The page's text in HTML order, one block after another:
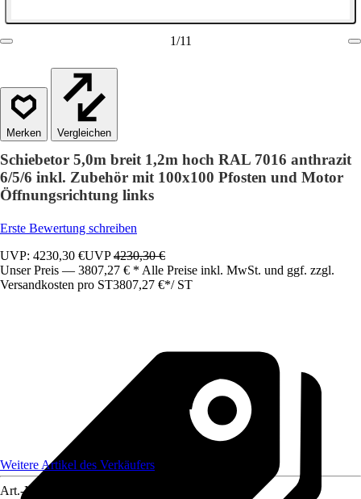
1/11
Vergleichen
Schiebetor 5,0m breit 1,2m hoch RAL 7016 anthrazit
6/5/6 inkl. Zubehör mit 100x100 Pfosten und Motor
Öffnungsrichtung links
Erste Bewertung schreiben
UVP: 4230,30 €UVP4230,30 €
Unser Preis — 3807,27 € * Alle Preise inkl. MwSt. und ggf. zzgl.
Versandkosten pro ST3807,27 €*/ ST
Weitere Artikel des Verkäufers
Art.-Nr.